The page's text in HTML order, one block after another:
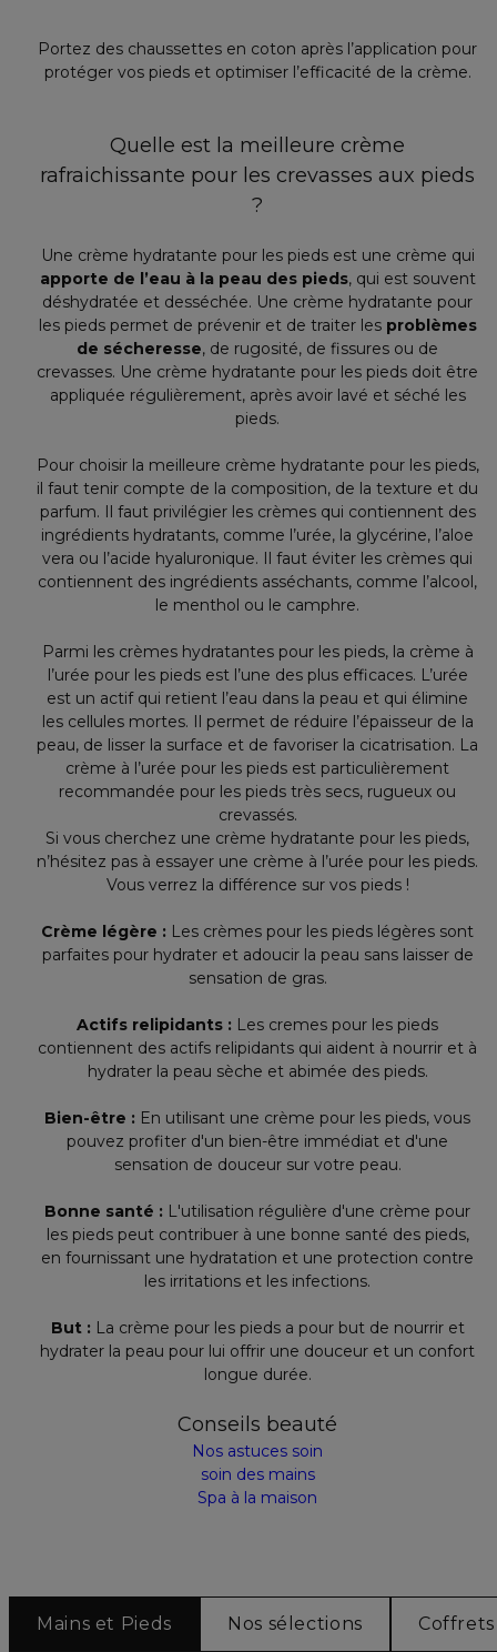
Portez des chaussettes en coton après l’application pour
protéger vos pieds et optimiser l’efficacité de la crème.
Quelle est la meilleure crème
rafraichissante pour les crevasses aux pieds
?
Une crème hydratante pour les pieds est une crème qui
apporte de l’eau à la peau des pieds, qui est souvent
déshydratée et desséchée. Une crème hydratante pour
les pieds permet de prévenir et de traiter les problèmes
de sécheresse, de rugosité, de fissures ou de
crevasses. Une crème hydratante pour les pieds doit être
appliquée régulièrement, après avoir lavé et séché les
pieds.
Pour choisir la meilleure crème hydratante pour les pieds,
il faut tenir compte de la composition, de la texture et du
parfum. Il faut privilégier les crèmes qui contiennent des
ingrédients hydratants, comme l’urée, la glycérine, l’aloe
vera ou l’acide hyaluronique. Il faut éviter les crèmes qui
contiennent des ingrédients asséchants, comme l’alcool,
le menthol ou le camphre.
Parmi les crèmes hydratantes pour les pieds, la crème à
l’urée pour les pieds est l’une des plus efficaces. L’urée
est un actif qui retient l’eau dans la peau et qui élimine
les cellules mortes. Il permet de réduire l’épaisseur de la
peau, de lisser la surface et de favoriser la cicatrisation. La
crème à l’urée pour les pieds est particulièrement
recommandée pour les pieds très secs, rugueux ou
crevassés.
Si vous cherchez une crème hydratante pour les pieds,
n’hésitez pas à essayer une crème à l’urée pour les pieds.
Vous verrez la différence sur vos pieds !
Crème légère : Les crèmes pour les pieds légères sont
parfaites pour hydrater et adoucir la peau sans laisser de
sensation de gras.
Actifs relipidants : Les cremes pour les pieds
contiennent des actifs relipidants qui aident à nourrir et à
hydrater la peau sèche et abimée des pieds.
Bien-être : En utilisant une crème pour les pieds, vous
pouvez profiter d'un bien-être immédiat et d'une
sensation de douceur sur votre peau.
Bonne santé : L'utilisation régulière d'une crème pour
les pieds peut contribuer à une bonne santé des pieds,
en fournissant une hydratation et une protection contre
les irritations et les infections.
But : La crème pour les pieds a pour but de nourrir et
hydrater la peau pour lui offrir une douceur et un confort
longue durée.
Conseils beauté
Nos astuces soin
soin des mains
Spa à la maison
Mains et Pieds Nos sélections Coffrets